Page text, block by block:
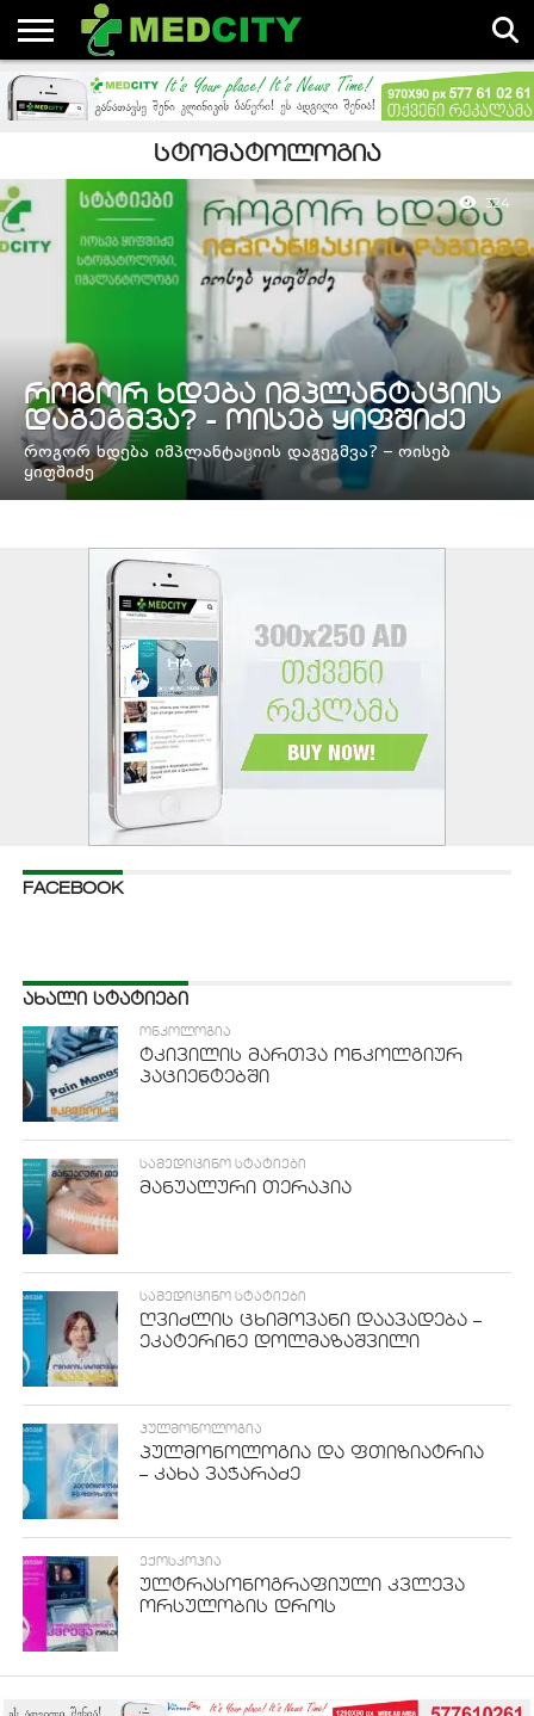
ᲐᲮᲐᲚᲘ
ᲓᲐᲛᲐᲢᲔᲑᲣᲚᲘ
ᲡᲘᲐᲮᲚᲔᲔᲑᲘ
ᲓᲐ
ᲡᲐᲛᲔᲓᲘᲪᲘᲜᲝ
ᲡᲢᲐᲢᲘᲔᲑᲘᲡ
ᲐᲕᲢᲝᲠᲔᲑᲘ
ᲡᲢᲝᲛᲐᲢᲝᲚᲝᲒᲘᲐ
ᲠᲝᲒᲝᲠ ᲮᲓᲔᲑᲐ ᲘᲛᲞᲚᲐᲜᲢᲐᲪᲘᲘᲡ
ᲓᲐᲒᲔᲒᲛᲕᲐ? - ᲝᲘᲡᲔᲑ ᲧᲘᲤᲨᲘᲫᲔ
როგორ ხდება იმპლანტაციის დაგეგმვა? – ოისებ
ყიფშიძე
324
FACEBOOK
ᲐᲮᲐᲚᲘ ᲡᲢᲐᲢᲘᲔᲑᲘ
ᲝᲜᲙᲝᲚᲝᲒᲘᲐ
ტკივილის მართვა ონკოლგიურ
პაციენტებში
ᲡᲐᲛᲔᲓᲘᲪᲘᲜᲝ ᲡᲢᲐᲢᲘᲔᲑᲘ
მანუალური თერაპია
ᲡᲐᲛᲔᲓᲘᲪᲘᲜᲝ ᲡᲢᲐᲢᲘᲔᲑᲘ
ღვიძლის ცხიმოვანი დაავადება –
ეკატერინე დოლმაზაშვილი
ᲞᲣᲚᲛᲝᲜᲝᲚᲝᲒᲘᲐ
პულმონოლოგია და ფთიზიატრია
– კახა ვაჭარაძე
ᲔᲥᲝᲡᲙᲝᲞᲘᲐ
ულტრასონოგრაფიული კვლევა
ორსულობის დროს